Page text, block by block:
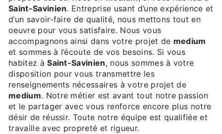
Saint-Savinien. Entreprise usant d’une expérience et
d’un savoir-faire de qualité, nous mettons tout en
oeuvre pour vous satisfaire. Nous vous
accompagnons ainsi dans votre projet de medium
et sommes à l’écoute de vos besoins. Si vous
habitez àSaint-Savinien, nous sommes à votre
disposition pour vous transmettre les
renseignements nécessaires à votre projet de
medium. Notre métier est avant tout notre passion
et le partager avec vous renforce encore plus notre
désir de réussir. Toute notre équipe est qualifiée et
travaille avec propreté et rigueur.